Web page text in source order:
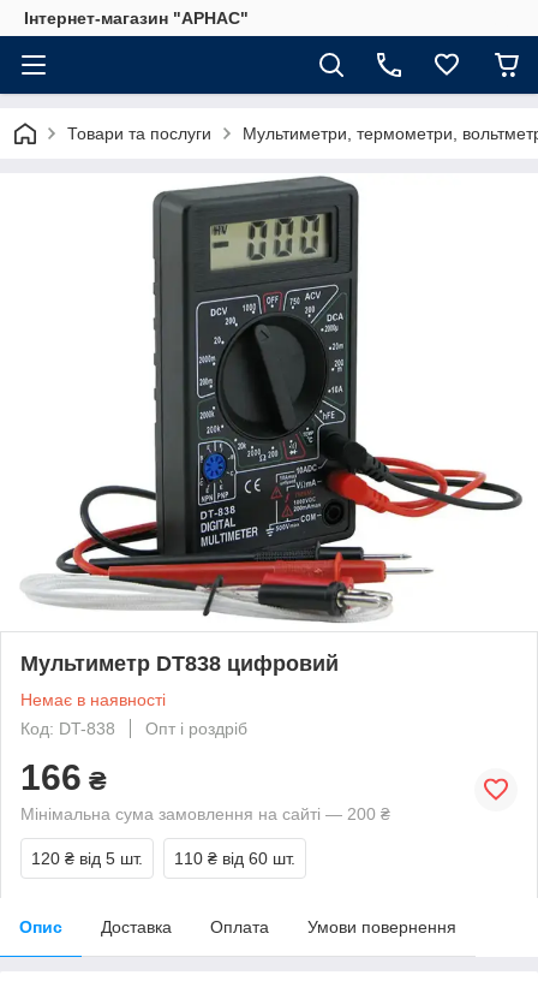
Інтернет-магазин "АРНАС"
Товари та послуги Мультиметри, термометри,
Мультиметр DT838 цифровий
Немає в наявності
Код: DT-838
Опт і роздріб
166 ₴
Мінімальна сума замовлення на сайті — 200 ₴
120 ₴ від 5 шт. 110 ₴ від 60 шт.
Опис Доставка Оплата Умови повернення